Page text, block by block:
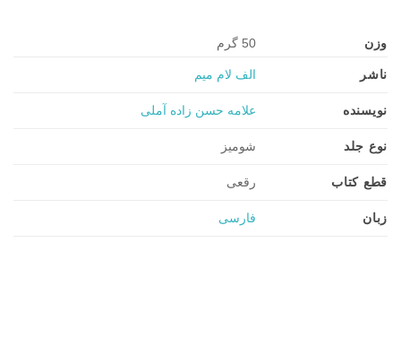
وزن 50 گرم
ناشر الف لام میم
نویسنده علامه حسن زاده آملی
نوع جلد شومیز
قطع کتاب رقعی
زبان فارسی